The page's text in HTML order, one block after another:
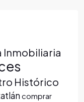
Inmobiliaria
Histórico
comprar